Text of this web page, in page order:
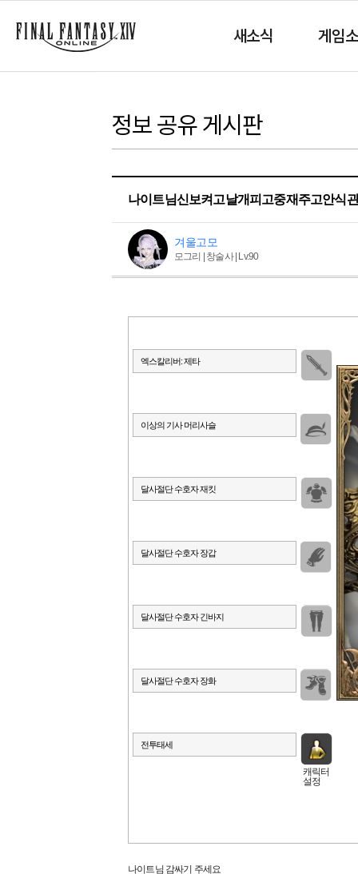
새소식 게임
정보 공유 게시판
나이트님신보켜고날개피고중재주고안식
겨울고모
모그리 | 창술사 | Lv.90
캐릭터
설정
나이트님 감싸기 주세요